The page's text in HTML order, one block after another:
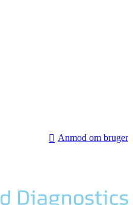
Anmod om bruger